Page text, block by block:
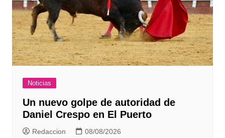
Noticias
Un nuevo golpe de autoridad de
Daniel Crespo en El Puerto
Redaccion 08/08/2026